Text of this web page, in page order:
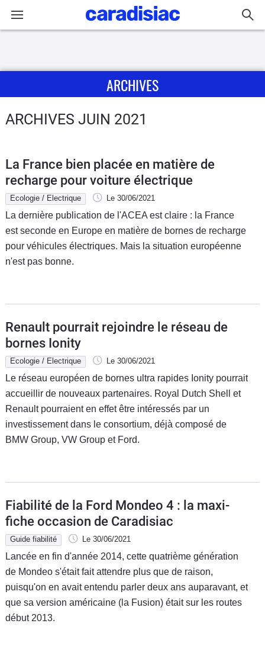
Actu
Guide
d'achat
Electriques
Utilitaires
Services
Forum
Moto
Marques
ARCHIVES
ARCHIVES JUIN 2021
La France bien placée en matière de
recharge pour voiture électrique
Ecologie / Electrique Le 30/06/2021
La dernière publication de l'ACEA est claire : la France
est seconde en Europe en matière de bornes de recharge
pour véhicules électriques. Mais la situation européenne
n'est pas bonne.
Renault pourrait rejoindre le réseau de
bornes Ionity
Ecologie / Electrique Le 30/06/2021
Le réseau européen de bornes ultra rapides Ionity pourrait
accueillir de nouveaux partenaires. Royal Dutch Shell et
Renault pourraient en effet être intéressés par un
investissement dans le consortium, déjà composé de
BMW Group, VW Group et Ford.
Fiabilité de la Ford Mondeo 4 : la maxi-
fiche occasion de Caradisiac
Guide fiabilité Le 30/06/2021
Lancée en fin d'année 2014, cette quatrième génération
de Mondeo s'était fait attendre plus que de raison,
puisqu'on en avait entendu parler deux ans auparavant, et
que sa version américaine (la Fusion) était sur les routes
début 2013.